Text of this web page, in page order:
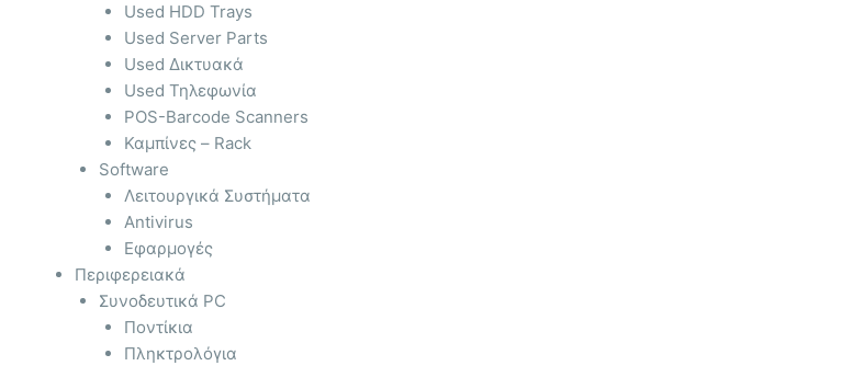
Used HDD Trays
Used Server Parts
Used Δικτυακά
Used Τηλεφωνία
POS-Barcode Scanners
Καμπίνες – Rack
Software
Λειτουργικά Συστήματα
Antivirus
Εφαρμογές
Περιφερειακά
Συνοδευτικά PC
Ποντίκια
Πληκτρολόγια